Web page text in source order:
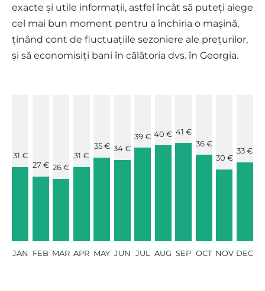
exacte și utile informații, astfel încât să puteți alege
cel mai bun moment pentru a închiria o mașină,
ținând cont de fluctuațiile sezoniere ale prețurilor,
și să economisiți bani în călătoria dvs. în Georgia.
31 €
JAN
27 €
FEB
26 €
MAR
31 €
APR
35 €
MAY
34 €
JUN
39 €
JUL
40 €
AUG
41 €
SEP
36 €
OCT
30 €
NOV
33 €
DEC